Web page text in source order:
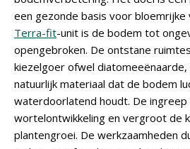
een gezonde basis voor
Terra-fit-unit is de bodem tot
opengebroken. De ontstane
kiezelgoer ofwel
natuurlijk materiaal dat de bodem
waterdoorlatend houdt. De
wortelontwikkeling en vergroot de
plantengroei. De werkzaamheden